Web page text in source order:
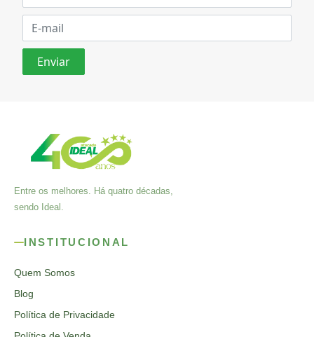
Entre os melhores. Há quatro décadas,
sendo Ideal.
INSTITUCIONAL
Quem Somos
Blog
Política de Privacidade